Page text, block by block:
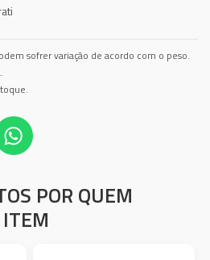
sofrer variação de acordo com o peso.
POR QUEM